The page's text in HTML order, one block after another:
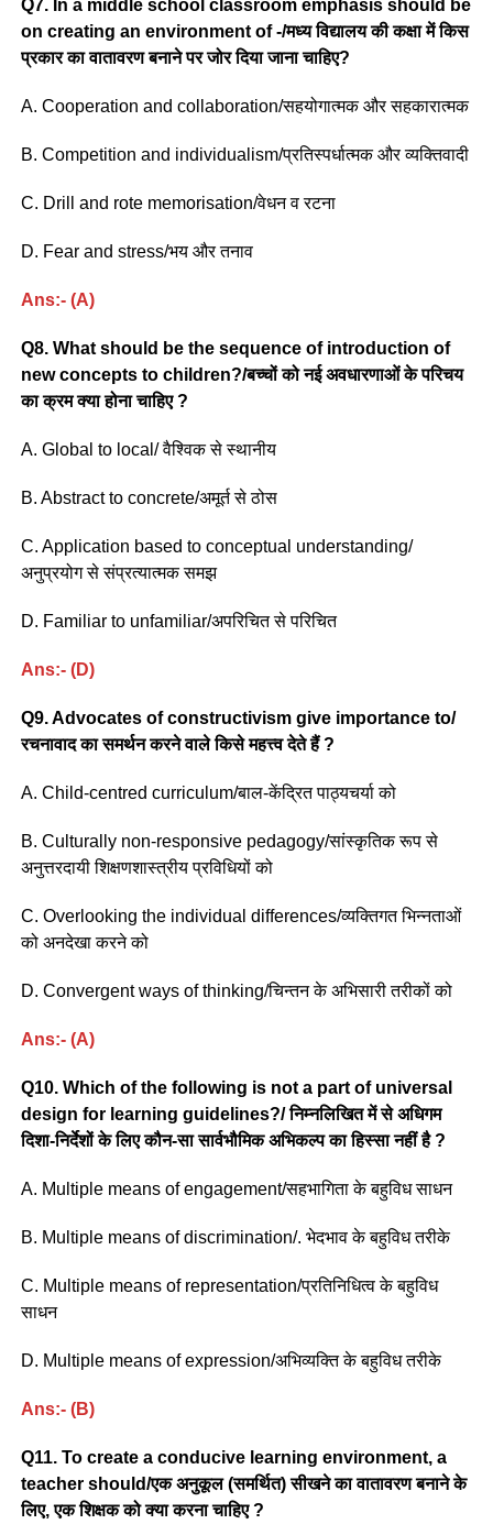
Q7. In a middle school classroom emphasis should be
on creating an environment of -/मध्य विद्यालय की कक्षा में किस
प्रकार का वातावरण बनाने पर जोर दिया जाना चाहिए?
A. Cooperation and collaboration/सहयोगात्मक और सहकारात्मक
B. Competition and individualism/प्रतिस्पर्धात्मक और व्यक्तिवादी
C. Drill and rote memorisation/वेधन व रटना
D. Fear and stress/भय और तनाव
Ans:- (A)
Q8. What should be the sequence of introduction of
new concepts to children?/बच्चों को नई अवधारणाओं के परिचय
का क्रम क्या होना चाहिए ?
A. Global to local/ वैश्विक से स्थानीय
B. Abstract to concrete/अमूर्त से ठोस
C. Application based to conceptual understanding/
अनुप्रयोग से संप्रत्यात्मक समझ
D. Familiar to unfamiliar/अपरिचित से परिचित
Ans:- (D)
Q9. Advocates of constructivism give importance to/
रचनावाद का समर्थन करने वाले किसे महत्त्व देते हैं ?
A. Child-centred curriculum/बाल-केंद्रित पाठ्यचर्या को
B. Culturally non-responsive pedagogy/सांस्कृतिक रूप से
अनुत्तरदायी शिक्षणशास्त्रीय प्रविधियों को
C. Overlooking the individual differences/व्यक्तिगत भिन्नताओं
को अनदेखा करने को
D. Convergent ways of thinking/चिन्तन के अभिसारी तरीकों को
Ans:- (A)
Q10. Which of the following is not a part of universal
design for learning guidelines?/ निम्नलिखित में से अधिगम
दिशा-निर्देशों के लिए कौन-सा सार्वभौमिक अभिकल्प का हिस्सा नहीं है ?
A. Multiple means of engagement/सहभागिता के बहुविध साधन
B. Multiple means of discrimination/. भेदभाव के बहुविध तरीके
C. Multiple means of representation/प्रतिनिधित्व के बहुविध
साधन
D. Multiple means of expression/अभिव्यक्ति के बहुविध तरीके
Ans:- (B)
Q11. To create a conducive learning environment, a
teacher should/एक अनुकूल (समर्थित) सीखने का वातावरण बनाने के
लिए, एक शिक्षक को क्या करना चाहिए ?